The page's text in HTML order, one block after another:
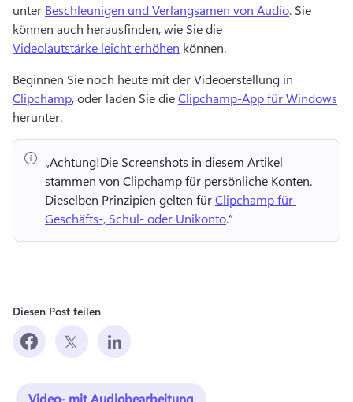
unter Beschleunigen und Verlangsamen von Audio. Sie
können auch herausfinden, wie Sie die
Videolautstärke leicht erhöhen können.
Beginnen Sie noch heute mit der Videoerstellung in
Clipchamp, oder laden Sie die Clipchamp-App für Windows
herunter.
„Achtung!Die Screenshots in diesem Artikel
Dieselben Prinzipien gelten für Clipchamp für
Geschäfts-, Schul- oder Unikonto.“
Diesen Post teilen
Video- mit Audiobearbeitung